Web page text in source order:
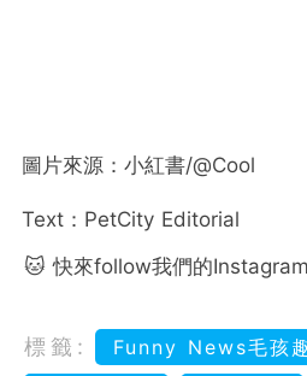
圖片來源：小紅書/@Cool
Text：PetCity Editorial
🐱 快來follow我們的Instagram
標籤: Funny News毛孩